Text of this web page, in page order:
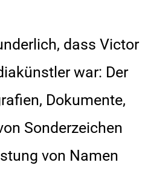
dass Victor
war: Der
Dokumente,
Sonderzeichen
von Namen